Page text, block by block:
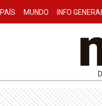
PAÍS MUNDO INFO